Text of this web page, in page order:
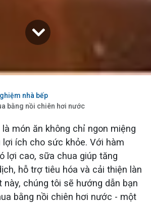
nhà bếp
bằng nồi chiên hơi nước
món ăn không chỉ ngon miệng
lợi ích cho sức khỏe. Với hàm
lợi cao, sữa chua giúp tăng
hỗ trợ tiêu hóa và cải thiện làn
này, chúng tôi sẽ hướng dẫn bạn
bằng nồi chiên hơi nước - một